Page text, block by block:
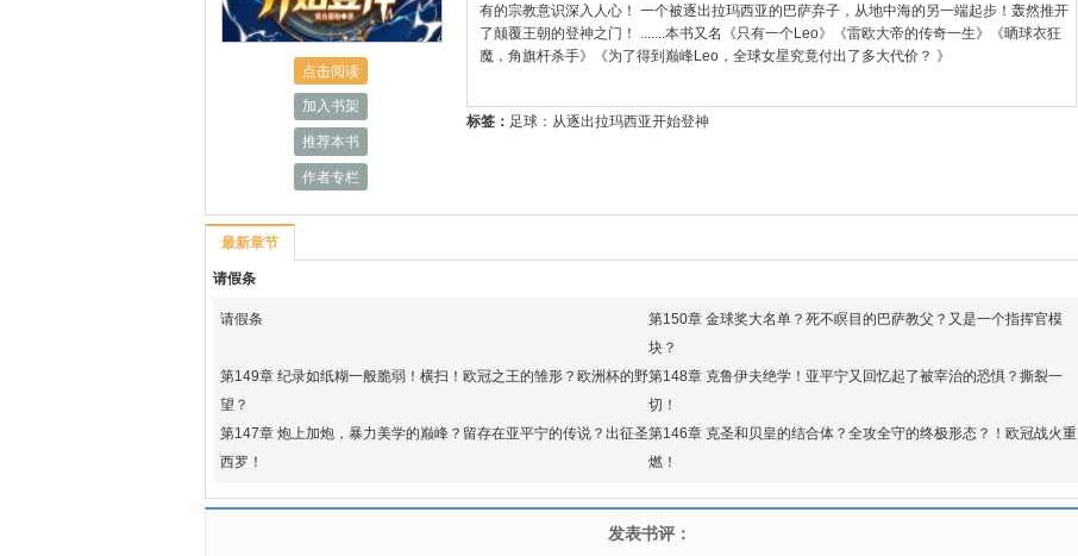
点击阅读
加入书架
推荐本书
作者专栏
有的宗教意识深入人心！ 一个被逐出拉玛西亚的巴萨弃子，从地中海的另一端起步！轰然推开
了颠覆王朝的登神之门！ .......本书又名《只有一个Leo》《雷欧大帝的传奇一生》《晒球衣狂
魔，角旗杆杀手》《为了得到巅峰Leo，全球女星究竟付出了多大代价？ 》
标签： 足球：从逐出拉玛西亚开始登神
最新章节
请假条
请假条
第150章 金球奖大名单？死不瞑目的巴萨教父？又是一个指挥官模
块？
第149章 纪录如纸糊一般脆弱！横扫！欧冠之王的雏形？欧洲杯的野
望？
第148章 克鲁伊夫绝学！亚平宁又回忆起了被宰治的恐惧？撕裂一
切！
第147章 炮上加炮，暴力美学的巅峰？留存在亚平宁的传说？出征圣
西罗！
第146章 克圣和贝皇的结合体？全攻全守的终极形态？！欧冠战火重
燃！
发表书评：